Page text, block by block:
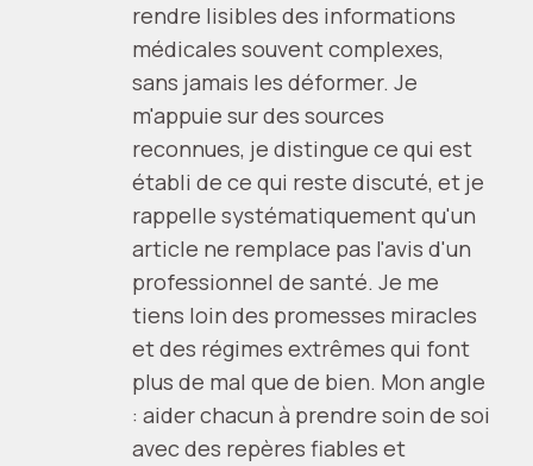
rendre lisibles des informations
médicales souvent complexes,
sans jamais les déformer. Je
m'appuie sur des sources
reconnues, je distingue ce qui est
établi de ce qui reste discuté, et je
rappelle systématiquement qu'un
article ne remplace pas l'avis d'un
professionnel de santé. Je me
tiens loin des promesses miracles
et des régimes extrêmes qui font
plus de mal que de bien. Mon angle
: aider chacun à prendre soin de soi
avec des repères fiables et